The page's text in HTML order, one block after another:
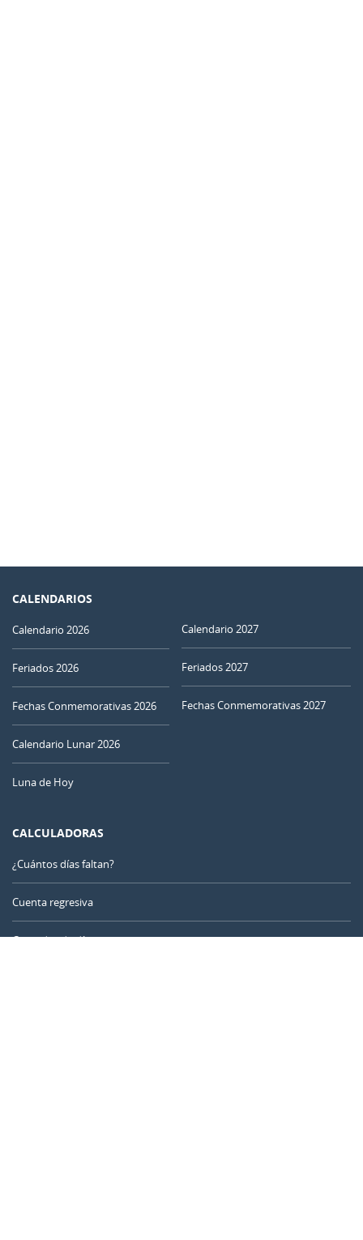
CALENDARIOS
Calendario 2026
Feriados 2026
Fechas Conmemorativas 2026
Calendario Lunar 2026
Luna de Hoy
Calendario 2027
Feriados 2027
Fechas Conmemorativas 2027
CALCULADORAS
¿Cuántos días faltan?
Cuenta regresiva
Contador de días